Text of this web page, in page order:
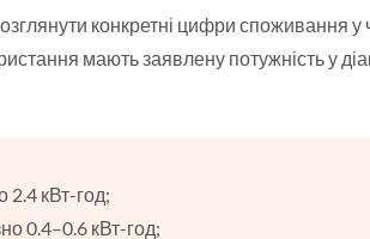
конкретні цифри споживання у
мають заявлену потужність у
2.4 кВт-год;
0.4–0.6 кВт-год;